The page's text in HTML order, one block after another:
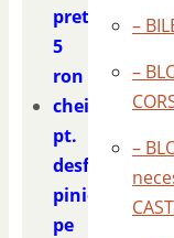
pret
5
ron
cheie
pt.
desfacut
pinioane
pe
–
–
–